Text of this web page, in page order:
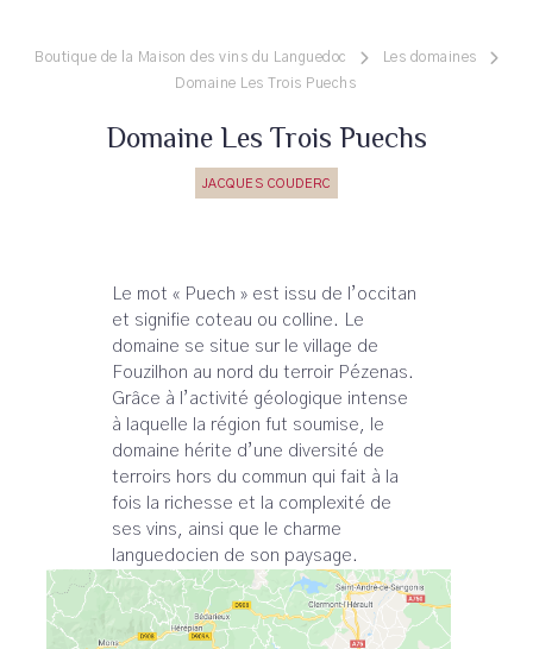
Boutique de la Maison des vins du Languedoc
Les domaines
Domaine Les Trois Puechs
Domaine Les Trois Puechs
JACQUES COUDERC
Le mot « Puech » est issu de l’occitan
et signifie coteau ou colline. Le
domaine se situe sur le village de
Fouzilhon au nord du terroir Pézenas.
Grâce à l’activité géologique intense
à laquelle la région fut soumise, le
domaine hérite d’une diversité de
terroirs hors du commun qui fait à la
fois la richesse et la complexité de
ses vins, ainsi que le charme
languedocien de son paysage.